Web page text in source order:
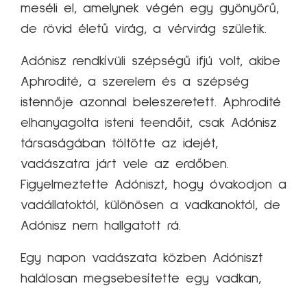
meséli el, amelynek végén egy gyönyörű,
de rövid életű virág, a vérvirág születik.
Adónisz rendkívüli szépségű ifjú volt, akibe
Aphrodité, a szerelem és a szépség
istennője azonnal beleszeretett. Aphrodité
elhanyagolta isteni teendőit, csak Adónisz
társaságában töltötte az idejét,
vadászatra járt vele az erdőben.
Figyelmeztette Adóniszt, hogy óvakodjon a
vadállatoktól, különösen a vadkanoktól, de
Adónisz nem hallgatott rá.
Egy napon vadászata közben Adóniszt
halálosan megsebesítette egy vadkan,